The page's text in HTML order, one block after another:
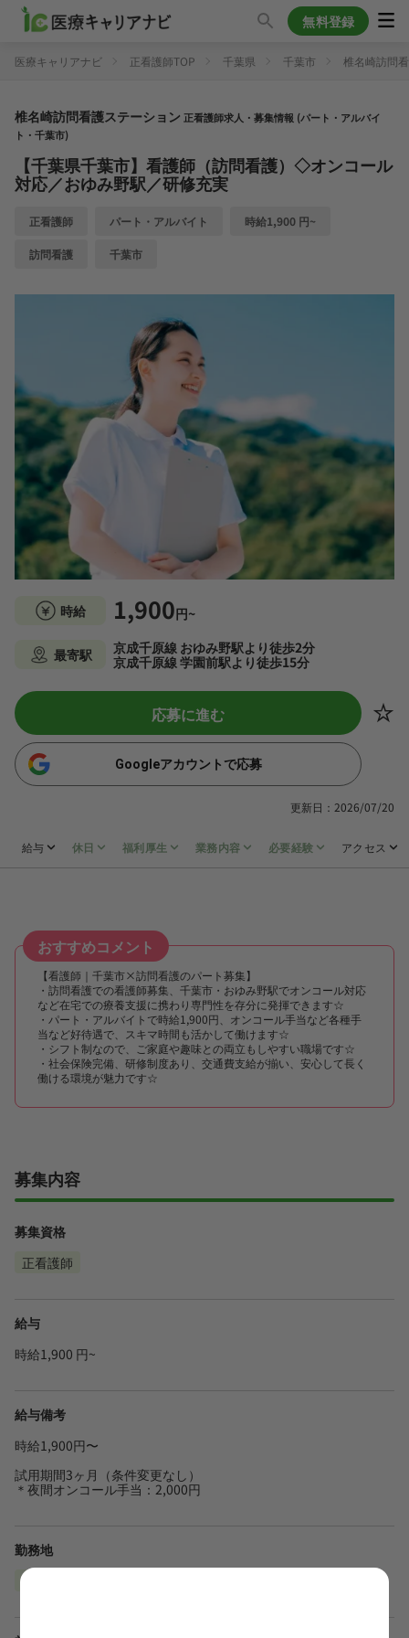
無料登録
医療キャリアナビ 正看護師TOP 千葉県 千葉市 椎名崎訪問
椎名崎訪問看護ステーション 正看護師求人・募集情報 (パート・アルバイ
ト・千葉市)
【千葉県千葉市】看護師（訪問看護）◇オンコール
対応／おゆみ野駅／研修充実
正看護師 パート・アルバイト 時給1,900 円~
訪問看護 千葉市
時給 1,900円~
最寄駅
京成千原線 おゆみ野駅より徒歩2分
京成千原線 学園前駅より徒歩15分
応募に進む
Googleアカウントで応募
更新日：2026/07/20
給与 休日 福利厚生 業務内容 必要経験 アクセス
おすすめコメント
【看護師｜千葉市×訪問看護のパート募集】
・訪問看護での看護師募集、千葉市・おゆみ野駅でオンコール対応
など在宅での療養支援に携わり専門性を存分に発揮できます☆
・パート・アルバイトで時給1,900円、オンコール手当など各種手
当など好待遇で、スキマ時間も活かして働けます☆
・シフト制なので、ご家庭や趣味との両立もしやすい職場です☆
・社会保険完備、研修制度あり、交通費支給が揃い、安心して長く
働ける環境が魅力です☆
募集内容
募集資格
正看護師
給与
時給1,900 円~
給与備考
時給1,900円〜
試用期間3ヶ月（条件変更なし）
＊夜間オンコール手当：2,000円
勤務地
千葉県千葉市